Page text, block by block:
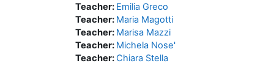
Teacher: Emilia Greco
Teacher: Maria Magotti
Teacher: Marisa Mazzi
Teacher: Michela Nose'
Teacher:Chiara Stella